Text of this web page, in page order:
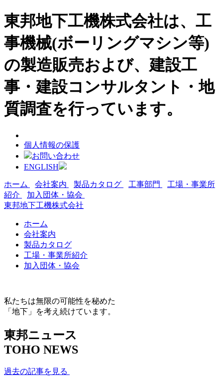
東邦地下工機株式会社は、工
事機械(ボーリングマシン等)
の製造販売および、建設工
事・建設コンサルタント・地
質調査を行っています。
個人情報の保護
お問い合わせ
ENGLISH
ホーム 会社案内 製品カタログ 工事部門
工場・事業所
紹介
加入団体・協会
東邦地下工機株式会社
ホーム
会社案内
製品カタログ
工場・事業所紹介
加入団体・協会
私たちは無限の可能性を秘めた
「地下」を考え続けています。
東邦ニュース
TOHO NEWS
過去の記事を見る